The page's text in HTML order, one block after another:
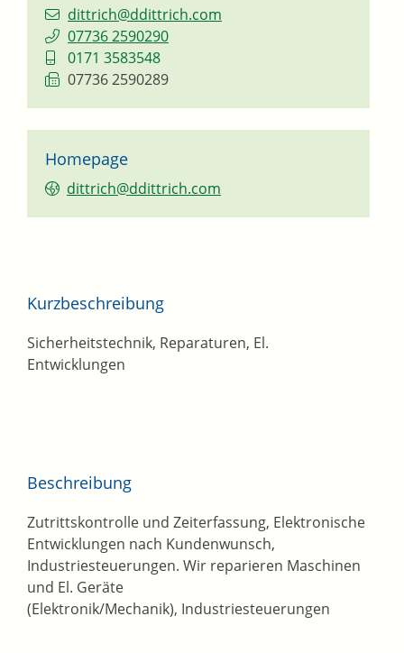
dittrich@ddittrich.com
07736 2590290
0171 3583548
07736 2590289
Homepage
dittrich@ddittrich.com
Kurzbeschreibung
Sicherheitstechnik, Reparaturen, El.
Entwicklungen
Beschreibung
Zutrittskontrolle und Zeiterfassung, Elektronische
Entwicklungen nach Kundenwunsch,
Industriesteuerungen. Wir reparieren Maschinen
und El. Geräte
(Elektronik/Mechanik), Industriesteuerungen